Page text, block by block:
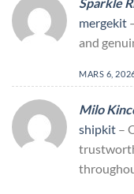
mergekit
and
MARS 6,
Milo
shipkit –